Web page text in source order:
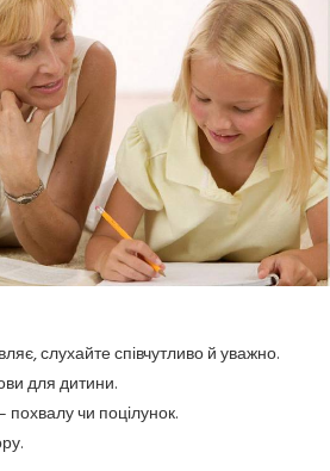
слухайте співчутливо й уважно.
для дитини.
похвалу чи поцілунок.